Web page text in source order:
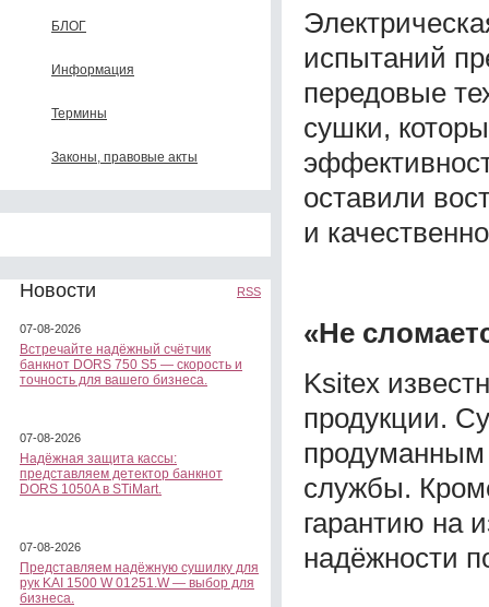
БЛОГ
Информация
Термины
Законы, правовые акты
Новости RSS
07-08-2026
Встречайте надёжный счётчик
банкнот DORS 750 S5 — скорость и
точность для вашего бизнеса.
07-08-2026
Надёжная защита кассы:
представляем детектор банкнот
DORS 1050A в STiMart.
07-08-2026
Представляем надёжную сушилку для
рук KAI 1500 W 01251.W — выбор для
бизнеса.
испытаний
передовые
сушки,
оставили
и
«Не
Ksitex
продукции.
продуманным
службы.
гарантию на
надёжности